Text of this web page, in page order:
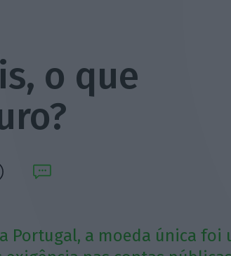
o que
Portugal, a moeda única foi